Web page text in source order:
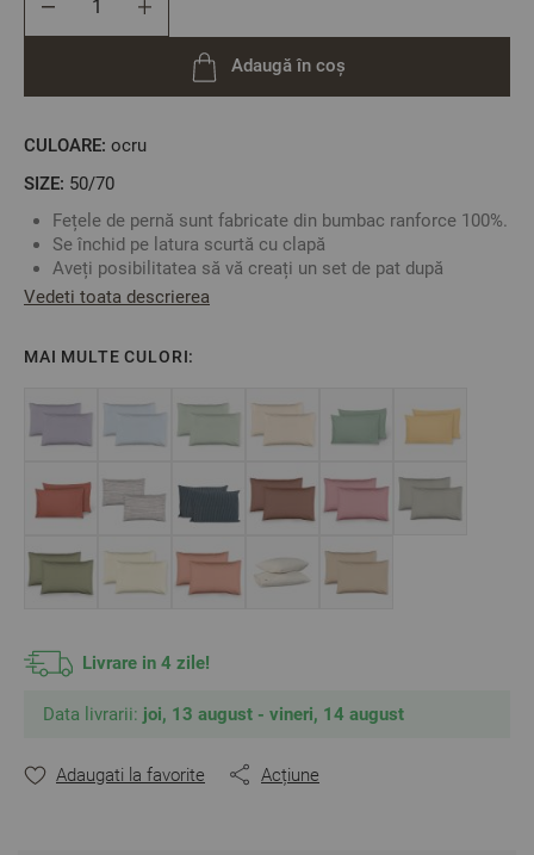
CULOARE: ocru
SIZE: 50/70
Fețele de pernă sunt fabricate din bumbac ranforce 100%.
Se închid pe latura scurtă cu clapă
Aveți posibilitatea să vă creați un set de pat după
propriile preferințe. Alegeți lenjeria de pat, cearșaful sau
Fabricat în Bulgaria
Material: 100% Bumbac Raforce
Mărime: 50/70 cm
** Fotografiile sunt orientative. Poate varia ușor culoarea
Vedeti toata descrierea
MAI MULTE CULORI:
Livrare in 4 zile!
Data livrarii: joi, 13 august - vineri, 14 august
Adaugă în coș
Adaugati la favorite Acțiune